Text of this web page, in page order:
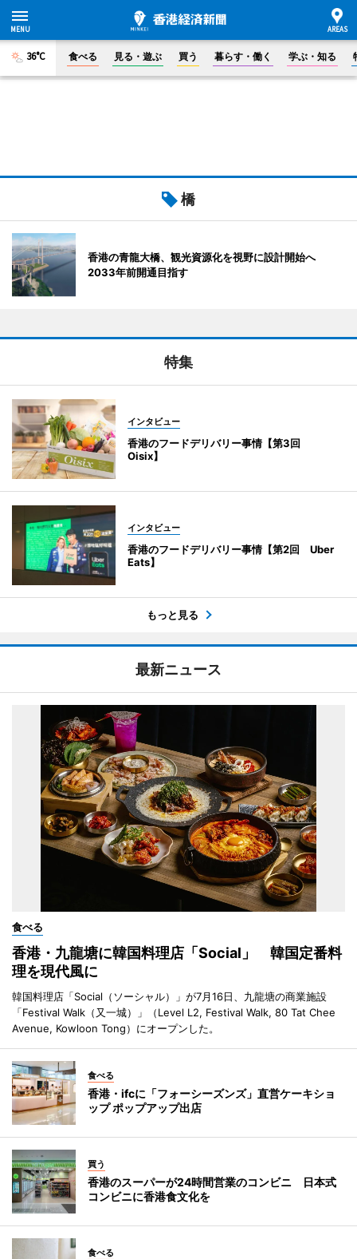
36°C 食べる 見る・遊ぶ 買う 暮らす・働く 学ぶ・知る
橋
香港の青龍大橋、観光資源化を視野に設計開始へ
2033年前開通目指す
特集
インタビュー
香港のフードデリバリー事情【第3回
Oisix】
インタビュー
香港のフードデリバリー事情【第2回 Uber
Eats】
もっと見る
最新ニュース
食べる
香港・九龍塘に韓国料理店「Social」 韓国定番料
理を現代風に
韓国料理店「Social（ソーシャル）」が7月16日、九龍塘の商業施設
「Festival Walk（又一城）」（Level L2, Festival Walk, 80 Tat Chee
Avenue, Kowloon Tong）にオープンした。
食べる
香港・ifcに「フォーシーズンズ」直営ケーキショ
ップ ポップアップ出店
買う
香港のスーパーが24時間営業のコンビニ 日本式
コンビニに香港食文化を
食べる